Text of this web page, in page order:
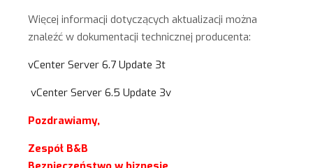
Więcej informacji dotyczących aktualizacji można
znaleźć w dokumentacji technicznej producenta:
vCenter Server 6.7 Update 3t
vCenter Server 6.5 Update 3v
Pozdrawiamy,
Zespół B&B